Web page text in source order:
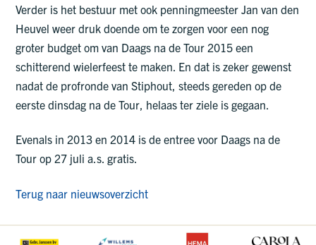
Verder is het bestuur met ook penningmeester Jan van den
Heuvel weer druk doende om te zorgen voor een nog
groter budget om van Daags na de Tour 2015 een
schitterend wielerfeest te maken. En dat is zeker gewenst
nadat de profronde van Stiphout, steeds gereden op de
eerste dinsdag na de Tour, helaas ter ziele is gegaan.
Evenals in 2013 en 2014 is de entree voor Daags na de
Tour op 27 juli a.s. gratis.
Terug naar nieuwsoverzicht